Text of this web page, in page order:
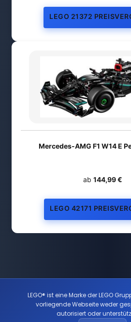
LEGO 21372
Mercedes-AMG F1 W14 E
ab 144,99 €
LEGO 42171
LEGO® ist eine Marke der LEGO
vorliegende Webseite weder
autorisiert oder